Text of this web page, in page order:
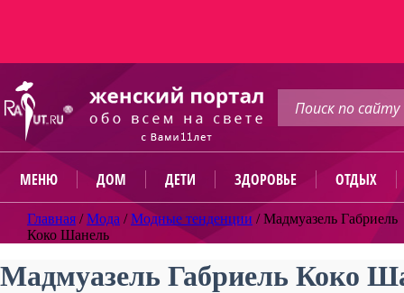
МЕНЮ ДОМ ДЕТИ ЗДОРОВЬЕ ОТДЫХ
Главная /Мода /Модные тенденции /Мадмуазель Габриель
Коко Шанель
Мадмуазель Габриель Коко